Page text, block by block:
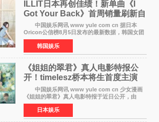
ILLIT日本再创佳绩！新单曲《I
Got Your Back》首周销量刷新自
身纪录
中国娱乐网讯 www yule com cn 据日本
Oricon公信榜8月5日发布的最新数据，韩国女团
ILLIT在日本发行的第二张单曲《I Got Your
Back》首周销量达到71,009张，成功跻身最新一
期周单曲排行
韩国娱乐
《姐姐的翠君》真人电影特报公
开！timelesz桥本将生首度主演
12月4日上映
中国娱乐网讯 www yule com cn 少女漫画
《姐姐的翠君》真人电影特报于近日公开，由
timelesz成员桥本将生担任主演，这也是他首次
担任电影主演，引发高度关注。 女高中生咲
苗翠（中岛瑠菜
日本娱乐